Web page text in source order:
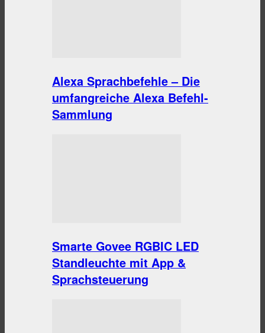
Alexa Sprachbefehle – Die
umfangreiche Alexa Befehl-
Sammlung
Smarte Govee RGBIC LED
Standleuchte mit App &
Sprachsteuerung